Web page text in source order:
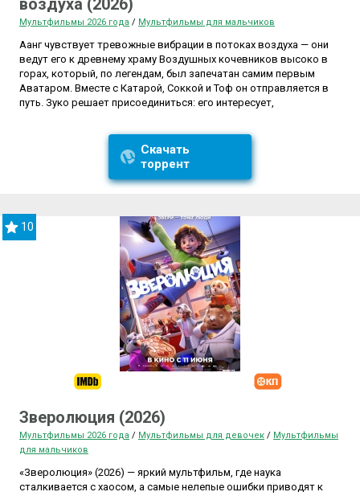
воздуха (2026)
Мультфильмы 2026 года / Мультфильмы для мальчиков
Аанг чувствует тревожные вибрации в потоках воздуха — они
ведут его к древнему храму Воздушных кочевников высоко в
горах, который, по легендам, был запечатан самим первым
Аватаром. Вместе с Катарой, Соккой и Тоф он отправляется в
путь. Зуко решает присоединиться: его интересует,
Скачать
торрент
10
Зверолюция (2026)
Мультфильмы 2026 года / Мультфильмы для девочек / Мультфильмы
для мальчиков
«Зверолюция» (2026) — яркий мультфильм, где наука
сталкивается с хаосом, а самые нелепые ошибки приводят к